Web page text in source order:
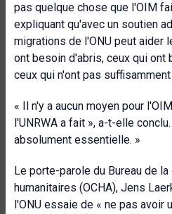
pas quelque chose que l'OIM
expliquant qu'avec un soutien
migrations de l'ONU peut aider
ont besoin d'abris, ceux qui ont
ceux qui n'ont pas
« Il n'y a aucun moyen pour
l'UNRWA a fait », a-t-elle
absolument essentielle. »
Le porte-parole du Bureau de
humanitaires (OCHA), Jens
l'ONU essaie de « ne pas avoir